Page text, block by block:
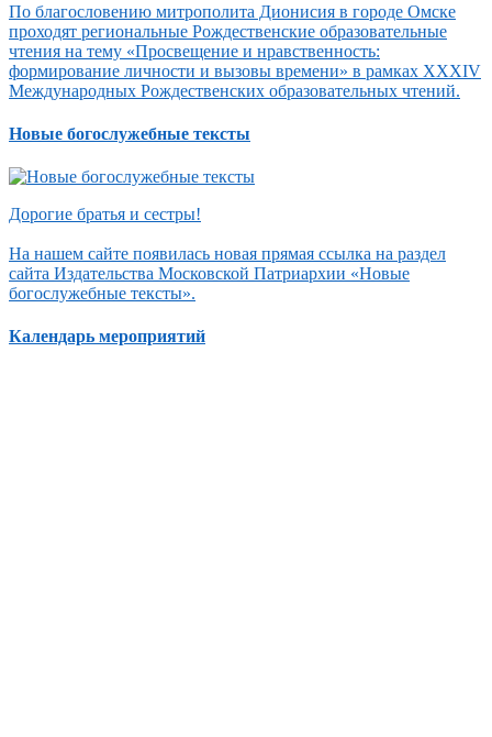
По благословению митрополита Дионисия в городе Омске
проходят региональные Рождественские образовательные
чтения на тему «Просвещение и нравственность:
формирование личности и вызовы времени» в рамках XXXIV
Международных Рождественских образовательных чтений.
Новые богослужебные тексты
Дорогие братья и сестры!
На нашем сайте появилась новая прямая ссылка на раздел
сайта Издательства Московской Патриархии «Новые
богослужебные тексты».
Календарь мероприятий